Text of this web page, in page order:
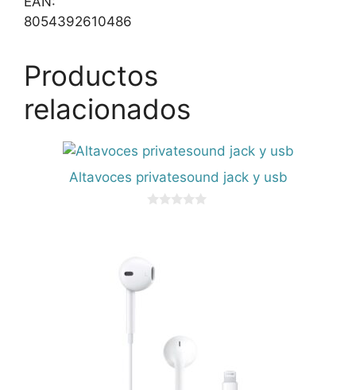
8054392610486
Productos
relacionados
Altavoces privatesound jack y usb